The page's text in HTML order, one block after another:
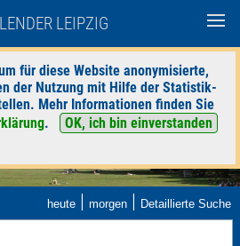
LEIPZIG
für diese Website anonymisierte,
der Nutzung mit Hilfe der Statistik-
Mehr Informationen finden Sie
.
OK, ich bin einverstanden
heute | morgen | Detaillierte Suche